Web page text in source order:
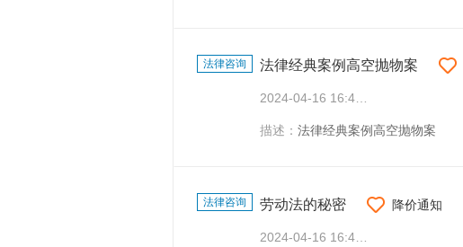
法律咨询 法律经典案例高空抛物案
2024-04-16 16:44:29
描述： 法律经典案例高空抛物案
法律咨询 劳动法的秘密 降价通知
2024-04-16 16:42:37